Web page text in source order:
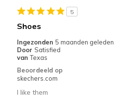
Sizing
Feels full size too big
View On Shoes
I'm Into Shoes
5
Shoes
Ingezonden 5 maanden geleden
Door Satisfied
van Texas
Beoordeeld op
skechers.com
I like them